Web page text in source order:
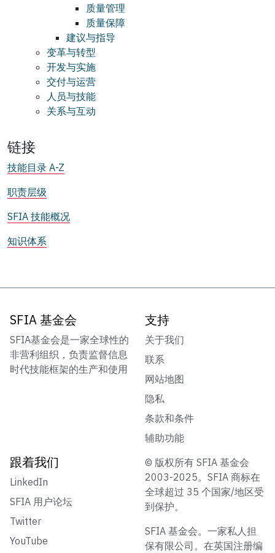
质量管理
质量保障
建议与指导
变革与转型
开发与实施
交付与运营
人员与技能
关系与互动
链接
技能目录 A-Z
职责层级
SFIA 技能概况
知识体系
SFIA 基金会
SFIA基金会是一家全球性的
非营利组织，负责监督信息
时代技能框架的生产和使用
支持
关于我们
联系
网站地图
隐私
条款和条件
辅助功能
跟着我们
LinkedIn
SFIA 用户论坛
Twitter
YouTube
© 版权所有 SFIA 基金会
2003-2025。SFIA 商标在
全球超过 35 个国家/地区受
到保护。
SFIA 基金会。一家私人担
保有限公司。在英国注册编